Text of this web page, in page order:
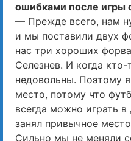
ошибками после игры
— Прежде всего, нам
и мы поставили двух
нас три хороших
Селезнев. И когда
недовольны. Поэтому
место, потому что
всегда можно играть
занял привычное
Сильно мы не меняли